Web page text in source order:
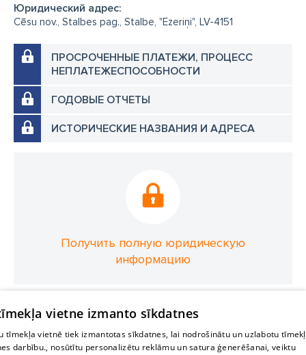
Юридический адрес:
Cēsu nov., Stalbes pag., Stalbe, "Ezeriņi", LV-4151
ПРОСРОЧЕННЫЕ ПЛАТЕЖИ, ПРОЦЕСС
НЕПЛАТЕЖЕСПОСОБНОСТИ
ГОДОВЫЕ ОТЧЕТЫ
ИСТОРИЧЕСКИЕ НАЗВАНИЯ И АДРЕСА
Получить полную юридическую
информацию
vietne izmanto sīkdatnes
tīmekļa vietnē tiek izmantotas sīkdatnes, lai nodrošinātu un uzlabotu
darbību., nosūtītu personalizētu reklāmu un satura ģenerēšanai, veiktu